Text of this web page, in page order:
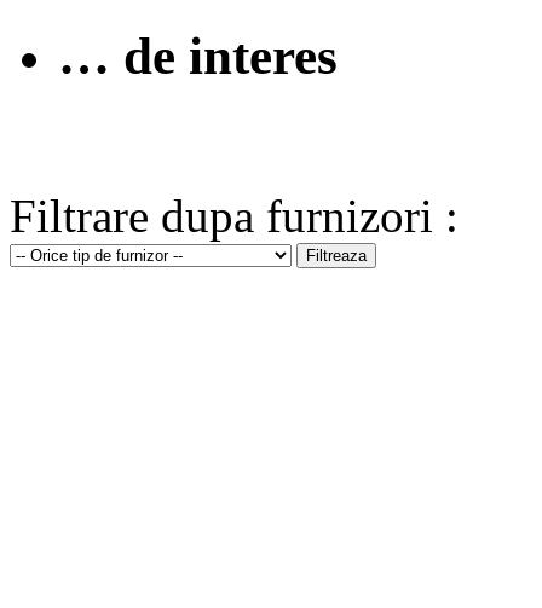
… de interes
Filtrare dupa furnizori :